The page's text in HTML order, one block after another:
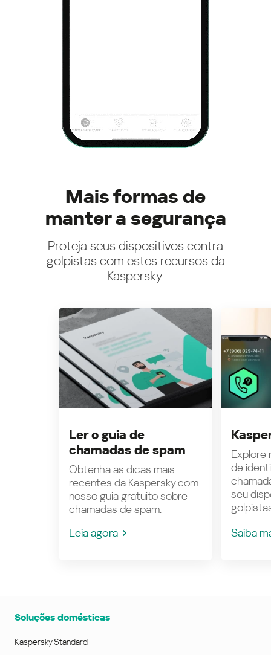
Mais formas de
manter a segurança
Proteja seus dispositivos contra
golpistas com estes recursos da
Kaspersky.
Ler o guia de
chamadas de spam
Obtenha as dicas mais
recentes da Kaspersky com
nosso guia gratuito sobre
chamadas de spam.
Leia agora
Explore
de
seu
Saiba
Soluções domésticas
Kaspersky Standard